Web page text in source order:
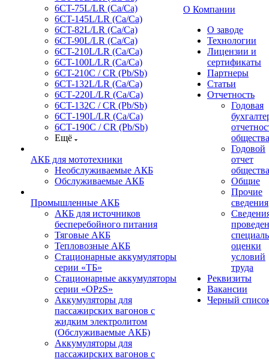
6CT-75L/LR (Ca/Ca)
6CT-145L/LR (Са/Са)
6CT-82L/LR (Са/Са)
6CT-90L/LR (Ca/Ca)
6CT-210L/LR (Ca/Ca)
6CT-100L/LR (Ca/Ca)
6CT-210C / CR (Pb/Sb)
6CT-132L/LR (Ca/Ca)
6СТ-220L/LR (Ca/Ca)
6CT-132C / CR (Pb/Sb)
6СТ-190L/LR (Ca/Ca)
6СТ-190С / CR (Pb/Sb)
Ещё
АКБ для мототехники
Необслуживаемые АКБ
Обслуживаемые АКБ
Промышленные АКБ
АКБ для источников
бесперебойного питания
Тяговые АКБ
Тепловозные АКБ
Стационарные аккумуляторы
серии «ТБ»
Стационарные аккумуляторы
серии «OPzS»
Аккумуляторы для
пассажирских вагонов с
жидким электролитом
(Обслуживаемые АКБ)
Аккумуляторы для
пассажирских вагонов с
О Компании
О заводе
Технологии
Лицензии и
сертификаты
Партнеры
Статьи
Отчетность
Годовая
общества
Годовой
отчет
общества
Общие
Прочие
сведения
оценки
условий
труда
Реквизиты
Вакансии
Черный